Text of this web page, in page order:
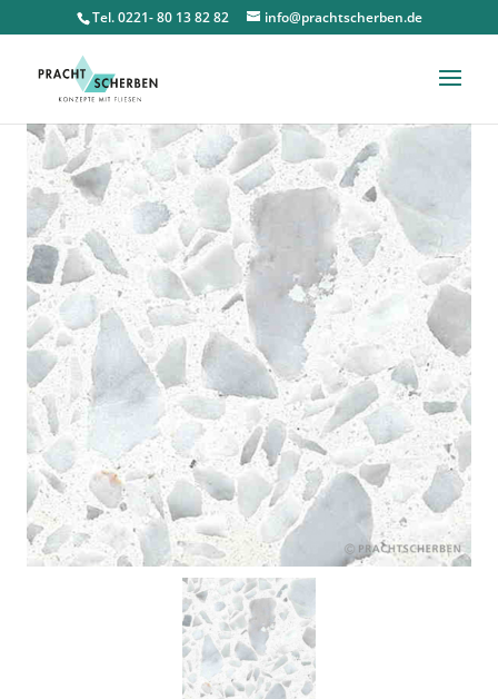
Tel. 0221- 80 13 82 82 info@prachtscherben.de